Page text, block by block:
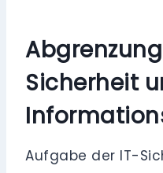
Sicherheit
Aufgabe der IT-